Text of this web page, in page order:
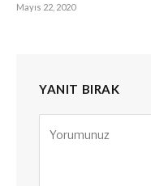
Mayıs 22, 2020
YANIT BIRAK